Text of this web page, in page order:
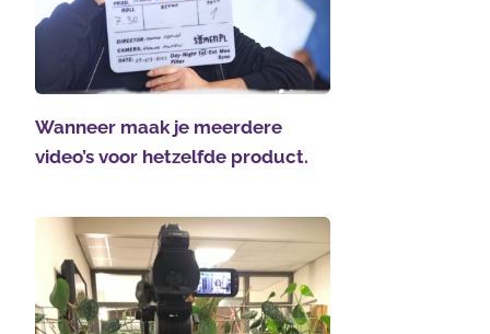
Wanneer maak je meerdere
video’s voor hetzelfde product.